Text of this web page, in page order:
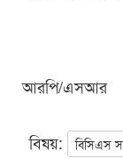
আরপি/এসআর
বিষয়: বিসিএস